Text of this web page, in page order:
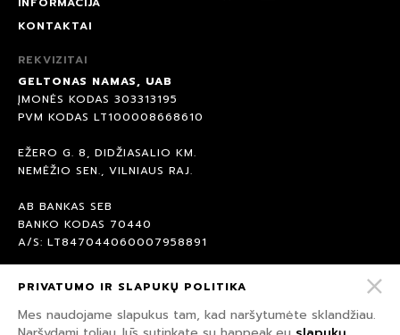
KONTAKTAI
REKVIZITAI
GELTONAS NAMAS, UAB
ĮMONĖS KODAS 303313195
PVM KODAS LT100008668610
EŽERO G. 8, DIDŽIASALIO KM.
NEMĖŽIO SEN., VILNIAUS RAJ.
AB BANKAS SEB
BANKO KODAS 70440
A/S: LT847044060007958891
© 2026 HAPPEAK.
VISOS TEISĖS SAUGOMOS.
PRIVATUMO IR SLAPUKŲ POLITIKA
Mes naudojame slapukus tam, kad naršytumėte sklandžiau.